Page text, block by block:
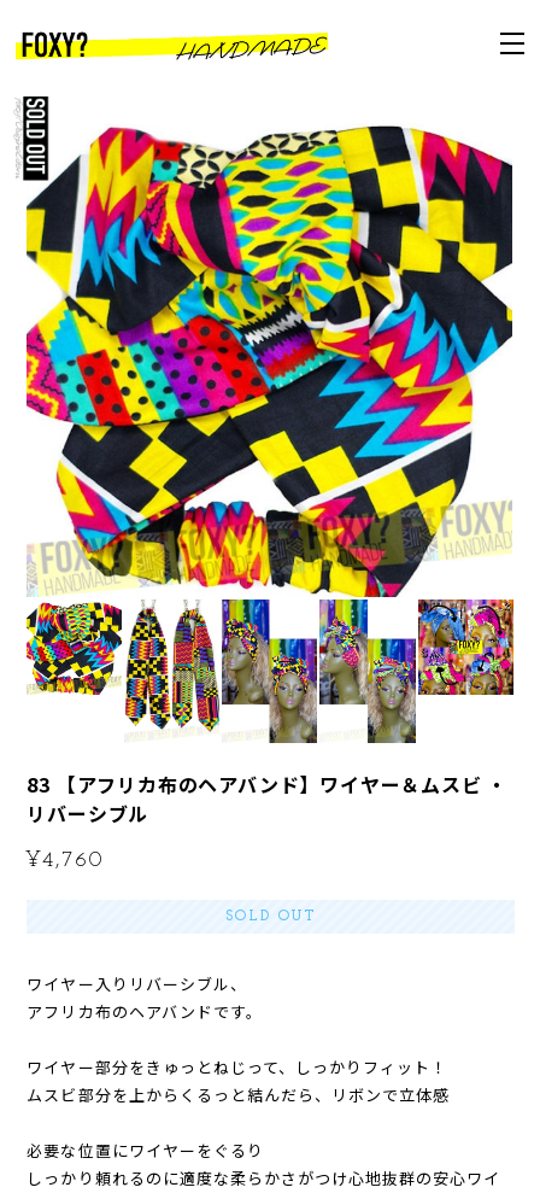
83 【アフリカ布のヘアバンド】ワイヤー＆ムスビ ・
リバーシブル
¥4,760
SOLD OUT
ワイヤー入りリバーシブル、
アフリカ布のヘアバンドです。
ワイヤー部分をきゅっとねじって、しっかりフィット！
ムスビ部分を上からくるっと結んだら、リボンで立体感
必要な位置にワイヤーをぐるり
しっかり頼れるのに適度な柔らかさがつけ心地抜群の安心ワイ